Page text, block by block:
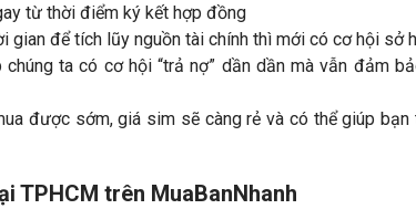
từ thời điểm ký kết hợp đồng
gian để tích lũy nguồn tài chính thì mới có cơ hội sở
ta có cơ hội “trả nợ” dần dần mà vẫn đảm
được sớm, giá sim sẽ càng rẻ và có thể giúp
TPHCM trên MuaBanNhanh